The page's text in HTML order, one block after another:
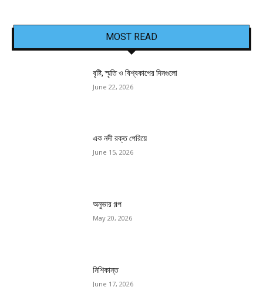
MOST READ
বৃষ্টি, স্মৃতি ও বিশ্বকাপের দিনগুলো
June 22, 2026
এক নদী রক্ত পেরিয়ে
June 15, 2026
অনুভার গল্প
May 20, 2026
নিশিকান্ত
June 17, 2026